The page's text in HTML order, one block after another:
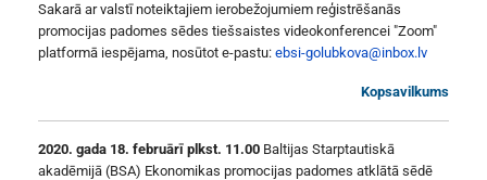
Sakarā ar valstī noteiktajiem ierobežojumiem reģistrēšanās
promocijas padomes sēdes tiešsaistes videokonferencei "Zoom"
platformā iespējama, nosūtot e-pastu: ebsi-golubkova@inbox.lv
Kopsavilkums
2020. gada 18. februārī plkst. 11.00 Baltijas Starptautiskā
akadēmijā (BSA) Ekonomikas promocijas padomes atklātā sēdē